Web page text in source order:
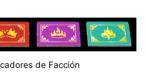
de Facción